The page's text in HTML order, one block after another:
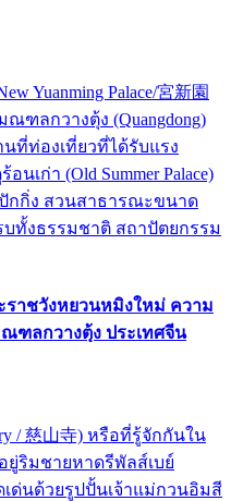
Yuanming Palace/宮新園
ณฑลกวางตุ้ง (Quangdong)
ที่ท่องเที่ยวที่ได้รับแรง
เก่า (Old Summer Palace)
กกิ่ง สวนสาธารณะขนาด
ทั้งธรรมชาติ สถาปัตยกรรม
ะราชวังหยวนหมิงใหม่ ความ
ฑลกวางตุ้ง ประเทศจีน
/ 慈山寺) หรือที่รู้จักกันใน
ริมชายหาดรีพัลส์เบย์
เด่นด้วยรูปปั้นเจ้าแม่กวนอิมสี